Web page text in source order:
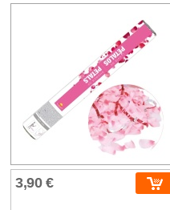
3,90 €